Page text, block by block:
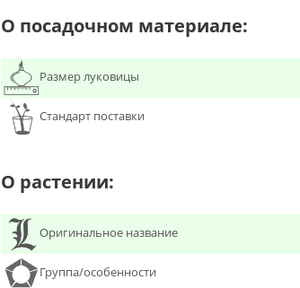
О посадочном материале:
Размер луковицы
Стандарт поставки
О растении:
Оригинальное название
Группа/особенности